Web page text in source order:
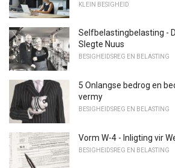
KLEIN BESIGHEID
Selfbelastingbelasting -
Slegte Nuus
BESIGHEIDSREG EN BELASTING
5 Onlangse bedrog en
vermy
BESIGHEIDSREG EN BELASTING
Vorm W-4 - Inligting vir
BESIGHEIDSREG EN BELASTING